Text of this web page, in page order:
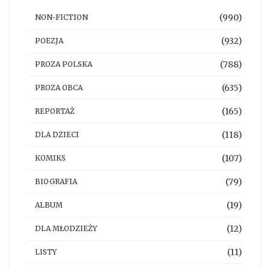
NON-FICTION (990)
POEZJA (932)
PROZA POLSKA (788)
PROZA OBCA (635)
REPORTAŻ (165)
DLA DZIECI (118)
KOMIKS (107)
BIOGRAFIA (79)
ALBUM (19)
DLA MŁODZIEŻY (12)
LISTY (11)